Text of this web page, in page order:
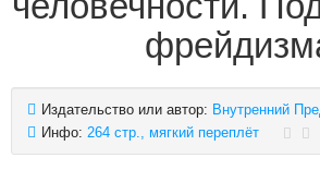
Издательство или автор: Внутренний
Инфо: 264 стр., мягкий переплёт